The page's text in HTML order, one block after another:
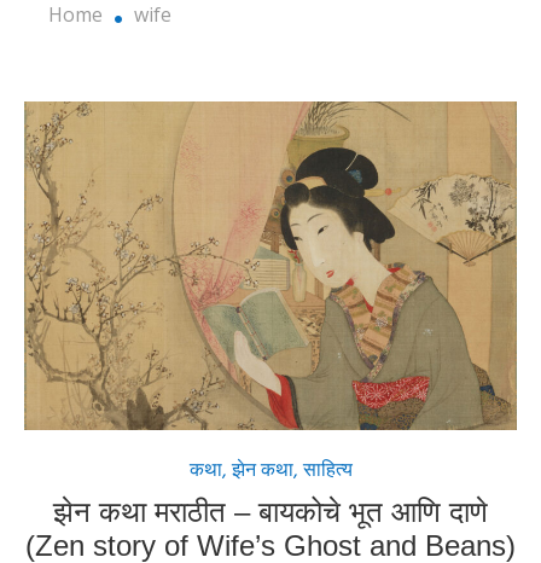
Home wife
कथा,झेन कथा,साहित्य
झेन कथा मराठीत – बायकोचे भूत आणि दाणे
(Zen story of Wife’s Ghost and Beans)